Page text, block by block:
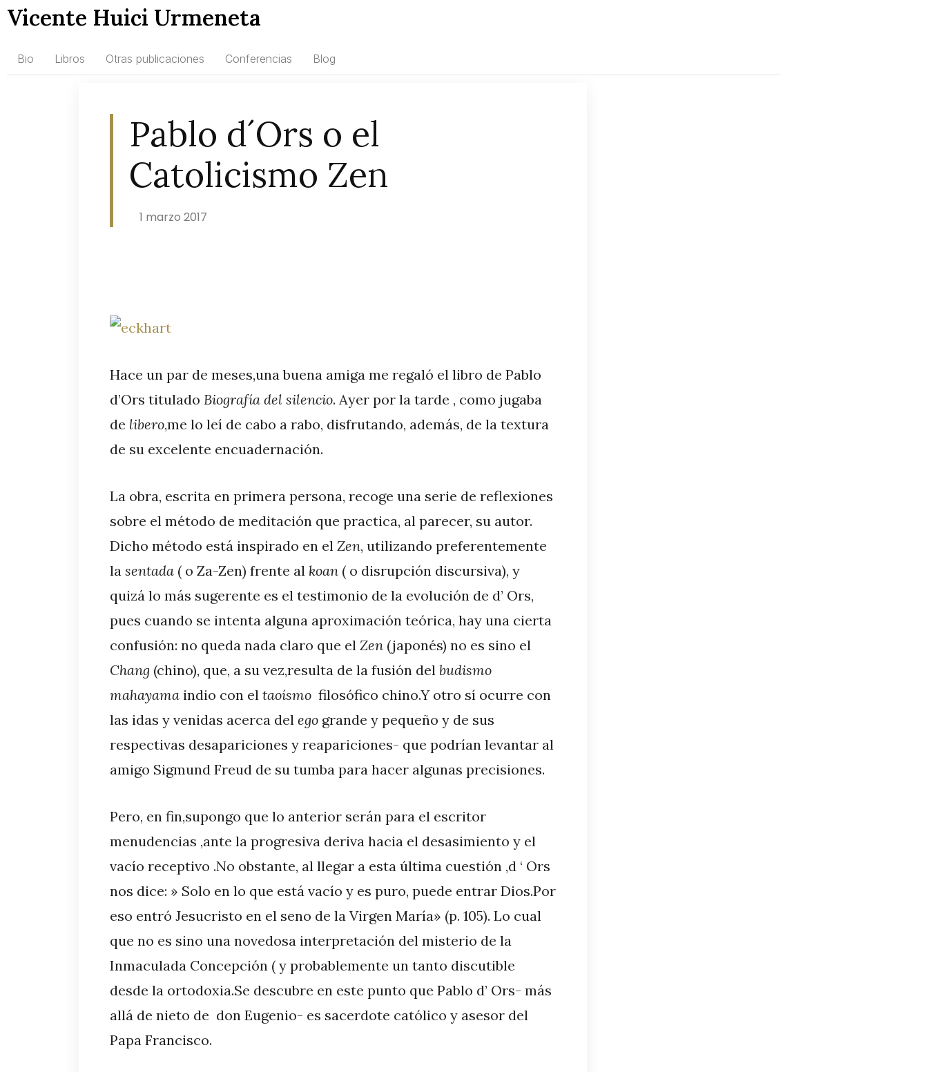
Vicente Huici Urmeneta
Bio Libros Otras publicaciones Conferencias Blog
Pablo d´Ors o el
Catolicismo Zen
1 marzo 2017
Hace un par de meses,una buena amiga me regaló el libro de Pablo
d’Ors titulado Biografía del silencio. Ayer por la tarde , como jugaba
de libero,me lo leí de cabo a rabo, disfrutando, además, de la textura
de su excelente encuadernación.
La obra, escrita en primera persona, recoge una serie de reflexiones
sobre el método de meditación que practica, al parecer, su autor.
Dicho método está inspirado en el Zen, utilizando preferentemente
la sentada ( o Za-Zen) frente al koan ( o disrupción discursiva), y
quizá lo más sugerente es el testimonio de la evolución de d’ Ors,
pues cuando se intenta alguna aproximación teórica, hay una cierta
confusión: no queda nada claro que el Zen (japonés) no es sino el
Chang (chino), que, a su vez,resulta de la fusión del budismo
mahayama indio con el taoísmo filosófico chino.Y otro sí ocurre con
las idas y venidas acerca del ego grande y pequeño y de sus
respectivas desapariciones y reapariciones- que podrían levantar al
amigo Sigmund Freud de su tumba para hacer algunas precisiones.
Pero, en fin,supongo que lo anterior serán para el escritor
menudencias ,ante la progresiva deriva hacia el desasimiento y el
vacío receptivo .No obstante, al llegar a esta última cuestión ,d ‘ Ors
nos dice: » Solo en lo que está vacío y es puro, puede entrar Dios.Por
eso entró Jesucristo en el seno de la Virgen María» (p. 105). Lo cual
que no es sino una novedosa interpretación del misterio de la
Inmaculada Concepción ( y probablemente un tanto discutible
desde la ortodoxia.Se descubre en este punto que Pablo d’ Ors- más
allá de nieto de don Eugenio- es sacerdote católico y asesor del
Papa Francisco.